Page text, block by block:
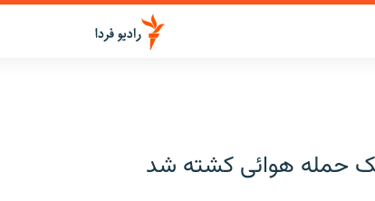
يک حمله هوائی کشته شد